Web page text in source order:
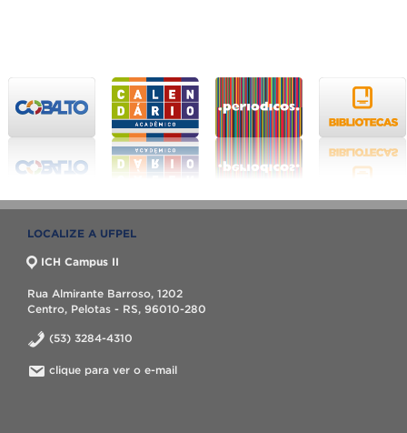
LOCALIZE A UFPEL
ICH Campus II
Rua Almirante Barroso, 1202
Centro, Pelotas - RS, 96010-280
(53) 3284-4310
clique para ver o e-mail